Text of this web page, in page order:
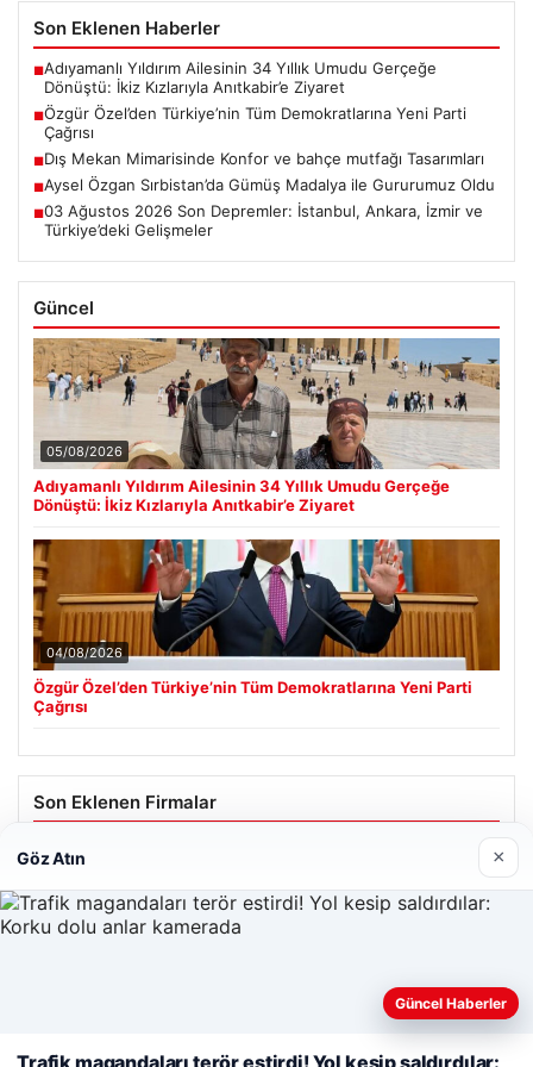
Son Eklenen Haberler
■Adıyamanlı Yıldırım Ailesinin 34 Yıllık Umudu Gerçeğe
Dönüştü: İkiz Kızlarıyla Anıtkabir’e Ziyaret
■Özgür Özel’den Türkiye’nin Tüm Demokratlarına Yeni Parti
Çağrısı
■Dış Mekan Mimarisinde Konfor ve bahçe mutfağı Tasarımları
■Aysel Özgan Sırbistan’da Gümüş Madalya ile Gururumuz Oldu
■03 Ağustos 2026 Son Depremler: İstanbul, Ankara, İzmir ve
Türkiye’deki Gelişmeler
Güncel
05/08/2026
Adıyamanlı Yıldırım Ailesinin 34 Yıllık Umudu Gerçeğe
Dönüştü: İkiz Kızlarıyla Anıtkabir’e Ziyaret
04/08/2026
Özgür Özel’den Türkiye’nin Tüm Demokratlarına Yeni Parti
Çağrısı
Son Eklenen Firmalar
Web sitemizi nasıl kullandığınızı daha iyi anlayabilmek,
kullanıyoruz.
Çerez Politikamız
Göz Atın ×
Güncel Haberler
Trafik magandaları terör estirdi! Yol kesip saldırdılar: